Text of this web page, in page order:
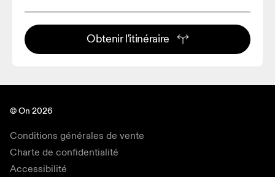
Obtenir l'itinéraire
© On 2026
Conditions générales de vente
Charte de confidentialité
Accessibilité